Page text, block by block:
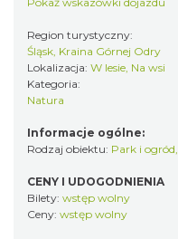
Region turystyczny:
Śląsk, Kraina Górnej Odry
Lokalizacja: W lesie, Na wsi
Kategoria:
Natura
Informacje ogólne:
Rodzaj obiektu: Park i ogród,
CENY I UDOGODNIENIA
Bilety: wstęp wolny
Ceny: wstęp wolny